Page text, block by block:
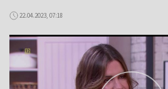
22.04.2023, 07:18